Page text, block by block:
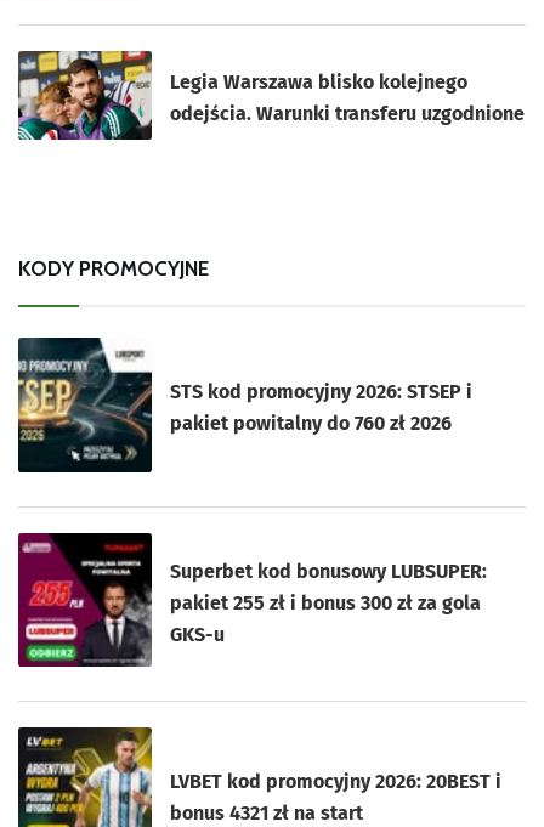
Legia Warszawa blisko kolejnego
odejścia. Warunki transferu uzgodnione
KODY PROMOCYJNE
STS kod promocyjny 2026: STSEP i
pakiet powitalny do 760 zł 2026
Superbet kod bonusowy LUBSUPER:
pakiet 255 zł i bonus 300 zł za gola
GKS-u
LVBET kod promocyjny 2026: 20BEST i
bonus 4321 zł na start